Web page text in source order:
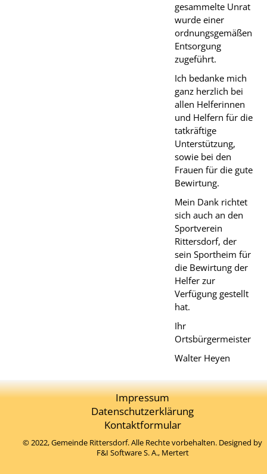
gesammelte Unrat
wurde einer
ordnungsgemäßen
Entsorgung
zugeführt.
Ich bedanke mich
ganz herzlich bei
allen Helferinnen
und Helfern für die
tatkräftige
Unterstützung,
sowie bei den
Frauen für die gute
Bewirtung.
Mein Dank richtet
sich auch an den
Sportverein
Rittersdorf, der
sein Sportheim für
die Bewirtung der
Helfer zur
Verfügung gestellt
hat.
Ihr
Ortsbürgermeister
Walter Heyen
Impressum
Datenschutzerklärung
Kontaktformular
© 2022, Gemeinde Rittersdorf. Alle Rechte vorbehalten. Designed by
F&I Software S. A., Mertert